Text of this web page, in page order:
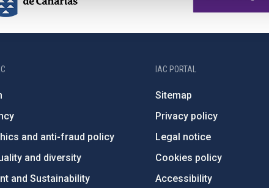
and anti-fraud policy
and diversity
and Sustainability
IAC PORTAL
Sitemap
Privacy policy
Legal notice
Cookies policy
Accessibility